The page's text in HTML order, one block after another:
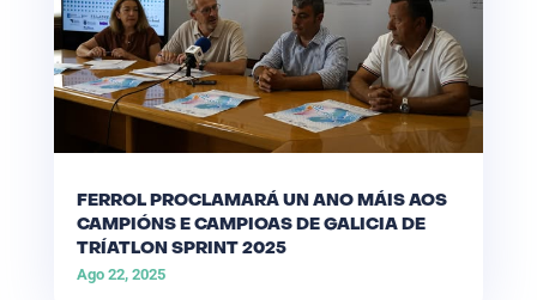
FERROL PROCLAMARÁ UN ANO MÁIS AOS
CAMPIÓNS E CAMPIOAS DE GALICIA DE
TRÍATLON SPRINT 2025
Ago 22, 2025